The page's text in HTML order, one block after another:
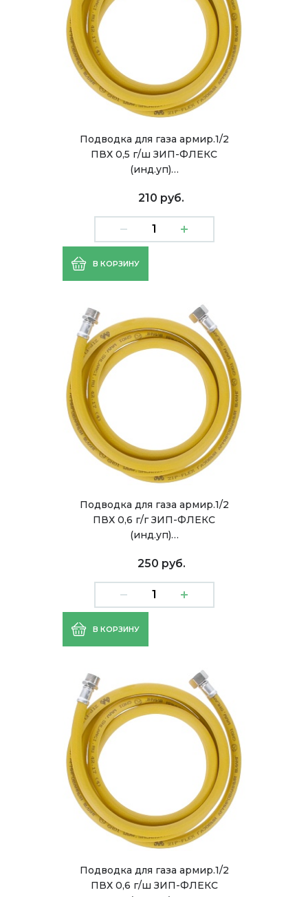
Подводка для газа армир.1/2
ПВХ 0,5 г/ш ЗИП-ФЛЕКС
(инд.уп)…
210 руб.
В КОРЗИНУ
Подводка для газа армир.1/2
ПВХ 0,6 г/г ЗИП-ФЛЕКС
(инд.уп)…
250 руб.
В КОРЗИНУ
Подводка для газа армир.1/2
ПВХ 0,6 г/ш ЗИП-ФЛЕКС